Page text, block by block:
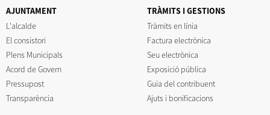
AJUNTAMENT
L'alcalde
El consistori
Plens Municipals
Acord de Govern
Pressupost
Transparència
TRÀMITS I GESTIONS
Tràmits en línia
Factura electrònica
Seu electrònica
Exposició pública
Guia del contribuent
Ajuts i bonificacions